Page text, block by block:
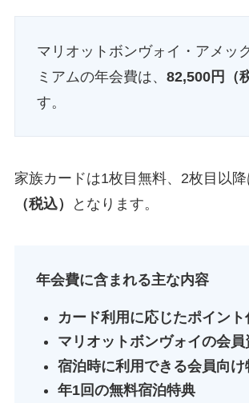
マリオットボンヴォイ・アメッ
ミアムの年会費は、 82,500円（
す。
家族カードは1枚目無料、2枚目以降
（税込）
となります。
年会費に含まれる主な内容
カード利用に応じたポイント
マリオットボンヴォイの会員
宿泊時に利用できる会員向け
年1回の無料宿泊特典